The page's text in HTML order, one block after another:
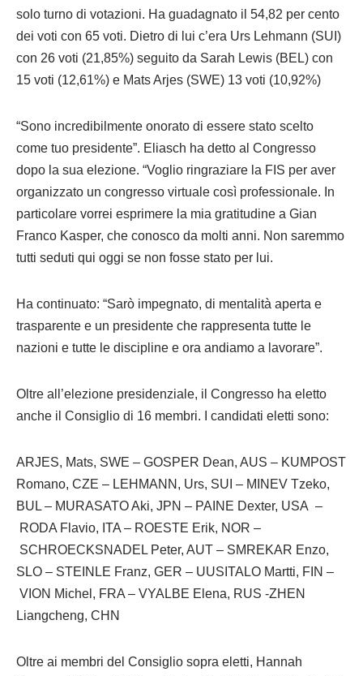
solo turno di votazioni. Ha guadagnato il 54,82 per cento
dei voti con 65 voti. Dietro di lui c’era Urs Lehmann (SUI)
con 26 voti (21,85%) seguito da Sarah Lewis (BEL) con
15 voti (12,61%) e Mats Arjes (SWE) 13 voti (10,92%)
“Sono incredibilmente onorato di essere stato scelto
come tuo presidente”. Eliasch ha detto al Congresso
dopo la sua elezione. “Voglio ringraziare la FIS per aver
organizzato un congresso virtuale così professionale. In
particolare vorrei esprimere la mia gratitudine a Gian
Franco Kasper, che conosco da molti anni. Non saremmo
tutti seduti qui oggi se non fosse stato per lui.
Ha continuato: “Sarò impegnato, di mentalità aperta e
trasparente e un presidente che rappresenta tutte le
nazioni e tutte le discipline e ora andiamo a lavorare”.
Oltre all’elezione presidenziale, il Congresso ha eletto
anche il Consiglio di 16 membri. I candidati eletti sono:
ARJES, Mats, SWE – GOSPER Dean, AUS – KUMPOST
Romano, CZE – LEHMANN, Urs, SUI – MINEV Tzeko,
BUL – MURASATO Aki, JPN – PAINE Dexter, USA –
RODA Flavio, ITA – ROESTE Erik, NOR –
SCHROECKSNADEL Peter, AUT – SMREKAR Enzo,
SLO – STEINLE Franz, GER – UUSITALO Martti, FIN –
VION Michel, FRA – VYALBE Elena, RUS -ZHEN
Liangcheng, CHN
Oltre ai membri del Consiglio sopra eletti, Hannah